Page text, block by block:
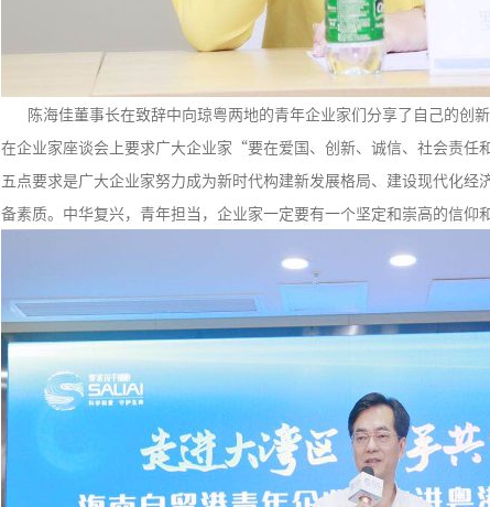
陈海佳董事长在致辞中向琼粤两地的青年企业家们分享了自己的创
在企业家座谈会上要求广大企业家“要在爱国、创新、诚信、社会责
五点要求是广大企业家努力成为新时代构建新发展格局、建设现代化经
备素质。中华复兴，青年担当，企业家一定要有一个坚定和崇高的信仰